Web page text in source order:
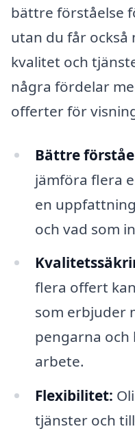
bättre förståelse
utan du får
kvalitet och
några fördelar
offerter för
Bättre
jämföra flera
en
och vad som
flera offert
som erbjuder
pengarna
arbete.
Flexibilitet:
tjänster och